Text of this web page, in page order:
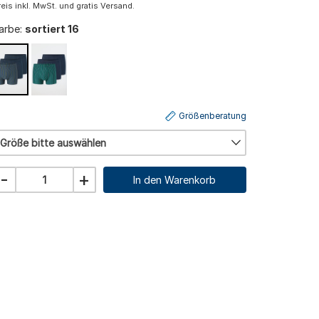
inkl. MwSt. und gratis Versand.
sortiert 16
Größe bitte auswählen
Größenberatung
- + In den Warenkorb